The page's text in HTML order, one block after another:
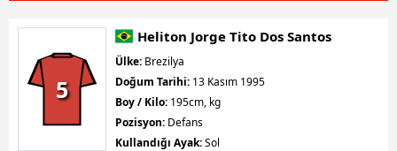
5
Heliton Jorge Tito Dos Santos
Ülke: Brezilya
Doğum Tarihi: 13 Kasım 1995
Boy / Kilo: 195cm, kg
Pozisyon: Defans
Kullandığı Ayak:Sol